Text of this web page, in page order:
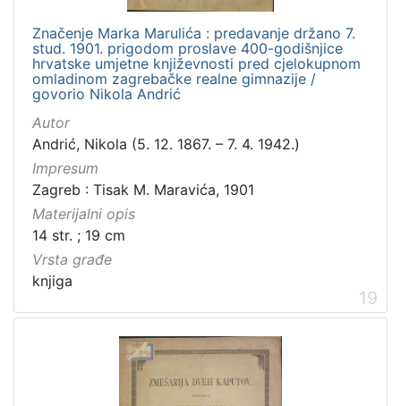
Značenje Marka Marulića : predavanje držano 7.
stud. 1901. prigodom proslave 400-godišnjice
hrvatske umjetne književnosti pred cjelokupnom
omladinom zagrebačke realne gimnazije /
govorio Nikola Andrić
Autor
Andrić, Nikola (5. 12. 1867. – 7. 4. 1942.)
Impresum
Zagreb : Tisak M. Maravića, 1901
Materijalni opis
14 str. ; 19 cm
Vrsta građe
knjiga
19